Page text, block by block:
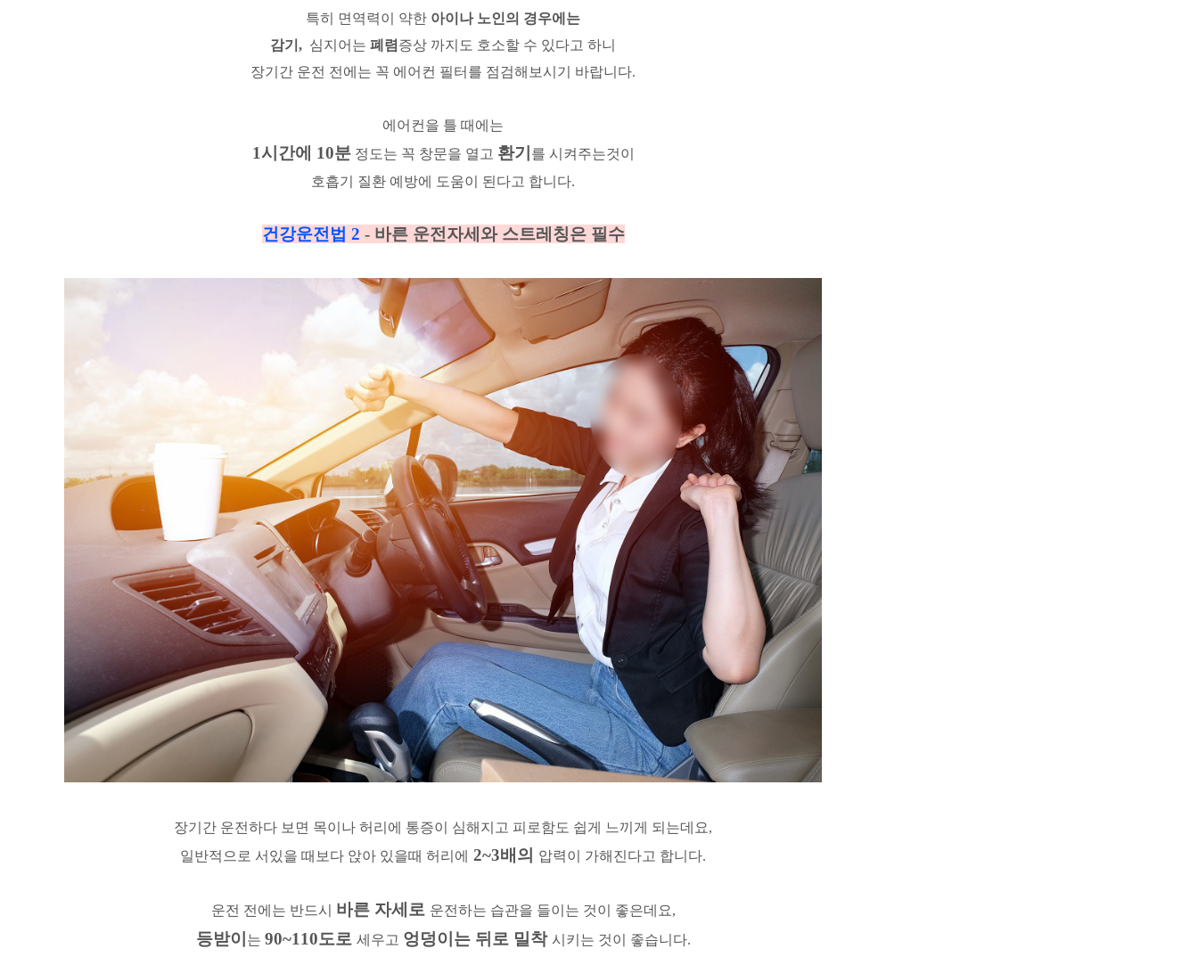
특히 면역력이 약한 아이나 노인의 경우에는
감기, 심지어는 폐렴 증상 까지도 호소할 수 있다고 하니
장기간 운전 전에는 꼭 에어컨 필터를 점검해보시기 바랍니다.
에어컨을 틀 때에는
1시간에 10분정도는 꼭 창문을 열고 환기 를 시켜주는것이
호흡기 질환 예방에 도움이 된다고 합니다.
건강운전법 2 -바른 운전자세와 스트레칭은 필수
장기간 운전하다 보면 목이나 허리에 통증이 심해지고 피로함도 쉽게 느끼게 되는데요,
일반적으로 서있을 때보다 앉아 있을때 허리에 2~3배의 압력이 가해진다고 합니다.
운전 전에는 반드시 바른 자세로 운전하는 습관을 들이는 것이 좋은데요,
등받이 는 90~110도로 세우고 엉덩이는 뒤로 밀착 시키는 것이 좋습니다.